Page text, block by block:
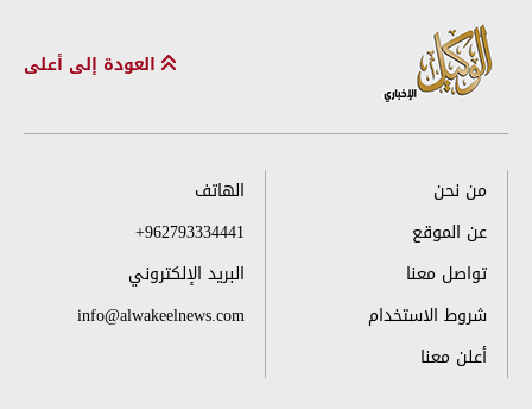
العودة إلى أعلى
من نحن
عن الموقع
تواصل معنا
شروط الاستخدام
أعلن معنا
الهاتف
+962793334441
البريد الإلكتروني
info@alwakeelnews.com